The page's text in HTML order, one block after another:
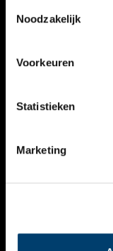
Noodzakelijk
Voorkeuren
Statistieken
Marketing
VERHALEN
KALENDER
THEMA’S
VIDEO’S
CONTACT